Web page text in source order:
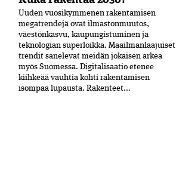
Uuden vuosikymmenen rakentamisen
megatrendejä ovat ilmastonmuutos,
väestönkasvu, kaupungistuminen ja
teknologian superloikka. Maailmanlaajuiset
trendit sanelevat meidän jokaisen arkea
myös Suomessa. Digitalisaatio etenee
kiihkeää vauhtia kohti rakentamisen
isompaa lupausta. Rakenteet...